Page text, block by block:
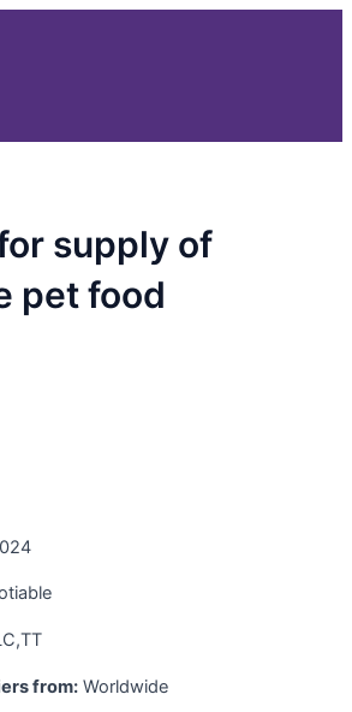
supply of
pet food
from: Worldwide